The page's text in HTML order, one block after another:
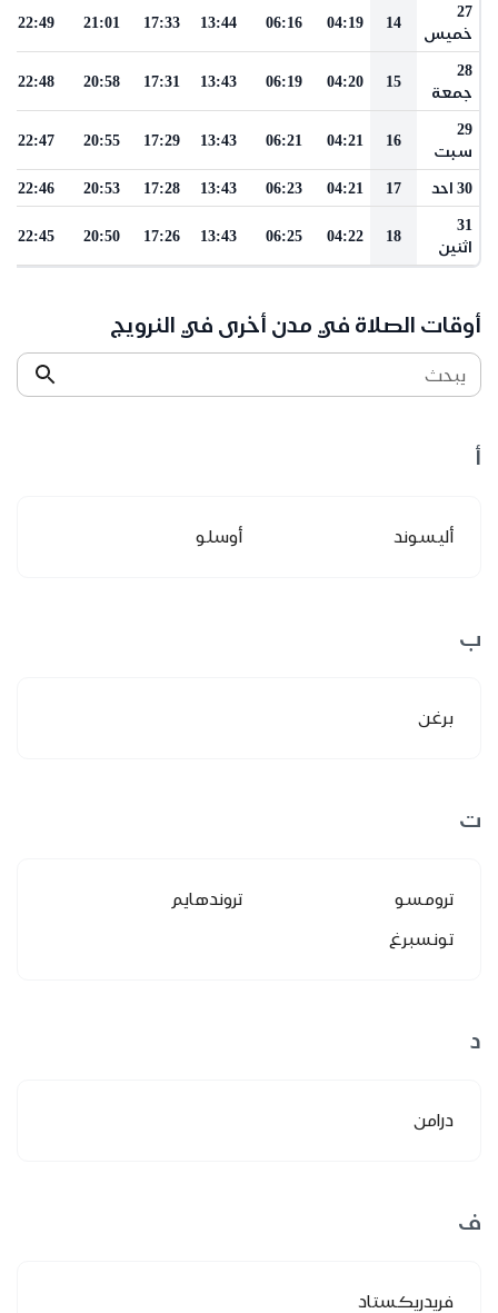
27
خميس
14
04:19
06:16
13:44
17:33
21:01
22:49
28
جمعة
15
04:20
06:19
13:43
17:31
20:58
22:48
29
سبت
16
04:21
06:21
13:43
17:29
20:55
22:47
30 احد 17
04:21
06:23
13:43
17:28
20:53
22:46
31
اثنين
18
04:22
06:25
13:43
17:26
20:50
22:45
أوقات الصلاة في مدن أخرى في النرويج
يبحث
أ
أليسوند أوسلو
ب
برغن
ت
ترومسو
تروندهايم
تونسبرغ
د
درامن
ف
فريدريكستاد